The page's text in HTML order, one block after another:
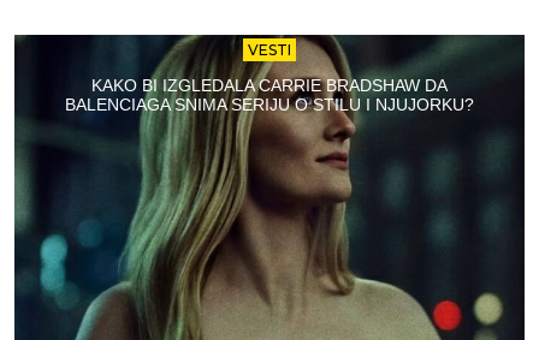
VESTI
KAKO BI IZGLEDALA CARRIE BRADSHAW DA
BALENCIAGA SNIMA SERIJU O STILU I NJUJORKU?